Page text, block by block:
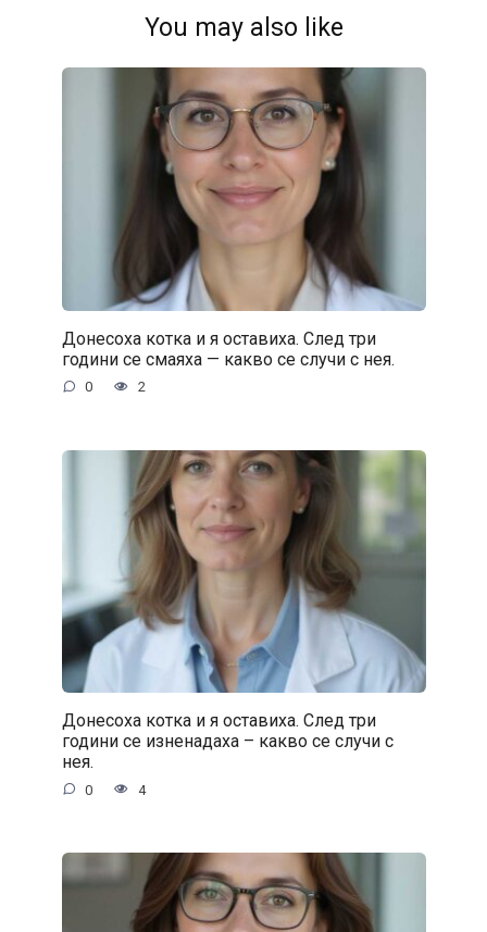
You may also like
Донесоха котка и я оставиха. След три
години се смаяха — какво се случи с нея.
0 2
Донесоха котка и я оставиха. След три
години се изненадаха – какво се случи с
нея.
0 4